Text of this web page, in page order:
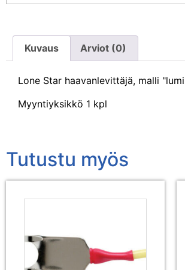
Kuvaus Arviot (0)
Lone Star haavanlevittäjä, malli
Myyntiyksikkö 1 kpl
Tutustu myös